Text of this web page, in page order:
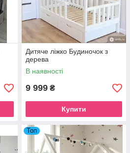
Дитяче ліжко Будиночок з
дерева
В наявності
9 999 ₴
Купити
Топ